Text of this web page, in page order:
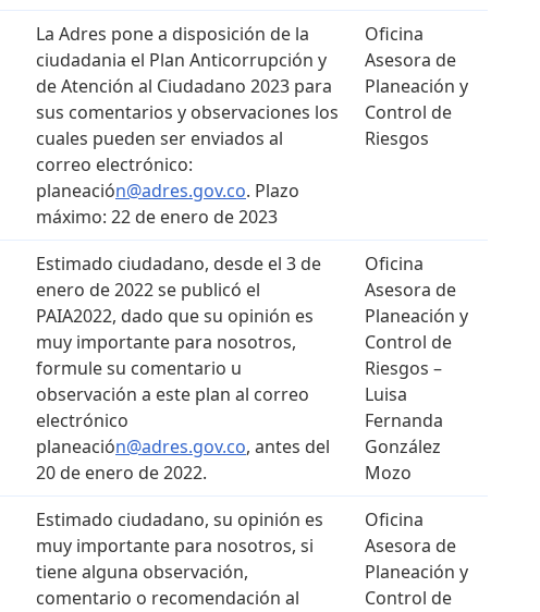
La Adres pone a disposición de la
ciudadania el Plan Anticorrupción y
de Atención al Ciudadano 2023 para
sus comentarios y observaciones los
cuales pueden ser enviados al
correo electrónico:
planeación@adres.gov.co. Plazo
máximo: 22 de enero de 2023
Oficina
Asesora de
Planeación y
Control de
Riesgos
Estimado ciudadano, desde el 3 de
enero de 2022 se publicó el
PAIA2022, dado que su opinión es
muy importante para nosotros,
formule su comentario u
observación a este plan al correo
electrónico
planeación@adres.gov.co, antes del
20 de enero de 2022.
Oficina
Asesora de
Planeación y
Control de
Riesgos –
Luisa
Fernanda
González
Mozo
Estimado ciudadano, su opinión es
muy importante para nosotros, si
tiene alguna observación,
comentario o recomendación al
Oficina
Asesora de
Planeación y
Control de